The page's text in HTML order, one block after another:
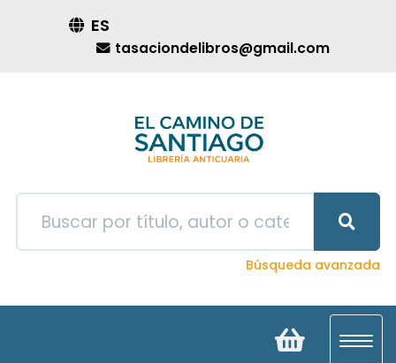
ES
tasaciondelibros@gmail.com
Búsqueda avanzada